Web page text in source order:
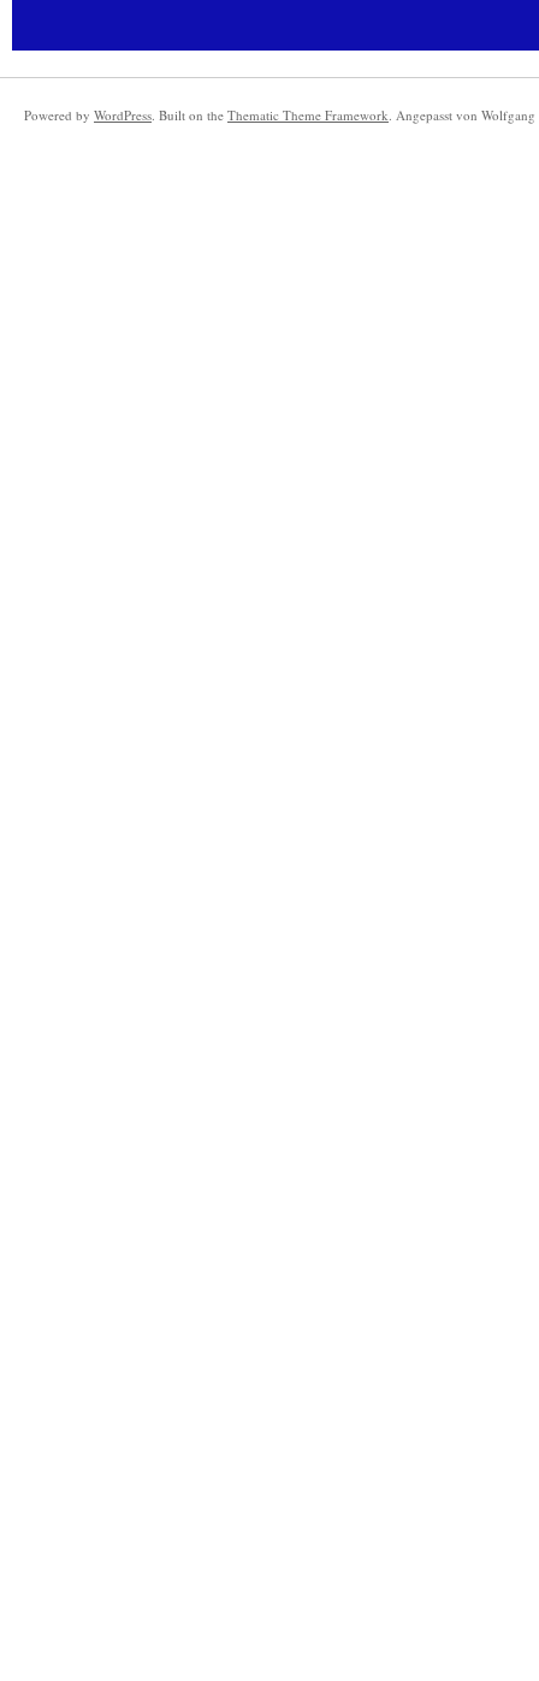
Powered by WordPress. Built on the Thematic Theme Framework. Angepasst von